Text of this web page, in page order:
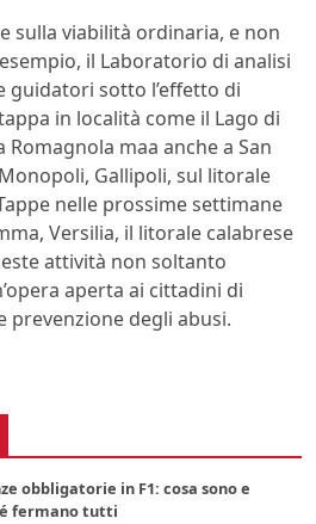
sulla viabilità ordinaria, e non
il Laboratorio di analisi
sotto l’effetto di
in località come il Lago di
Romagnola maa anche a San
Gallipoli, sul litorale
nelle prossime settimane
Versilia, il litorale calabrese
attività non soltanto
aperta ai cittadini di
prevenzione degli abusi.
obbligatorie in F1: cosa sono e
fermano tutti